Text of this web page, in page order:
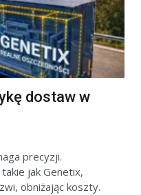
dostaw w
precyzji.
jak Genetix,
obniżając koszty.